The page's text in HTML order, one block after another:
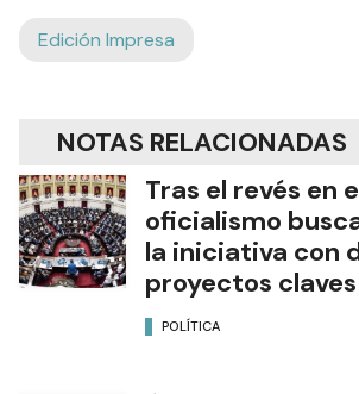
Edición Impresa
NOTAS RELACIONADAS
Tras el revés en
oficialismo
la iniciativa con
proyectos claves
POLÍTICA